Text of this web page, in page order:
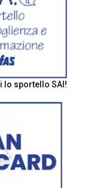
lo sportello SAI!